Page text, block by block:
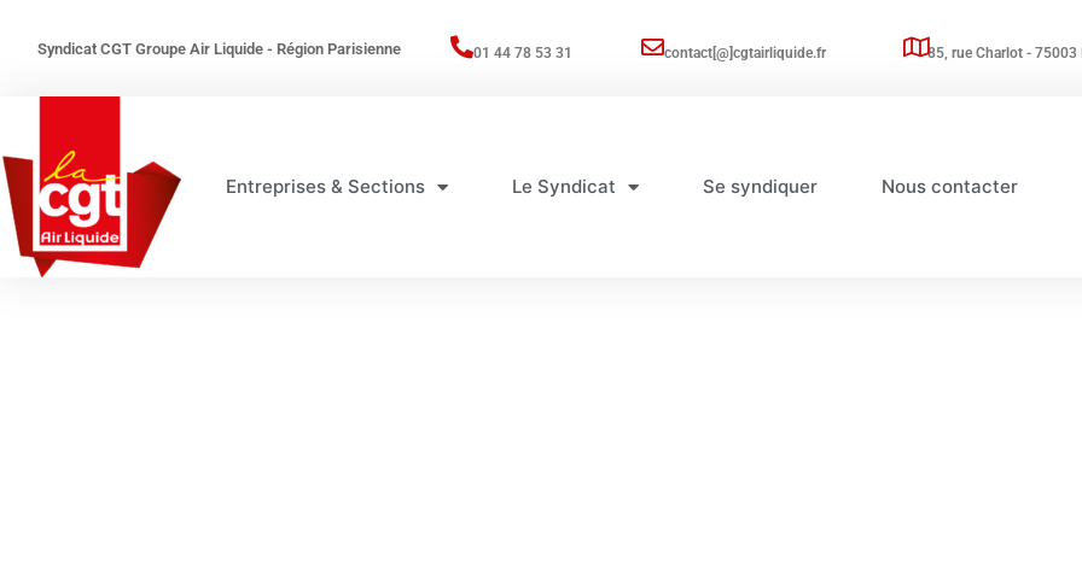
Syndicat CGT Groupe Air Liquide - Région Parisienne 01 44 78 53 31 contact[@]cgtairliquide.fr 85, rue Charlot - 75003
Entreprises & Sections Le Syndicat Se syndiquer Nous contacter